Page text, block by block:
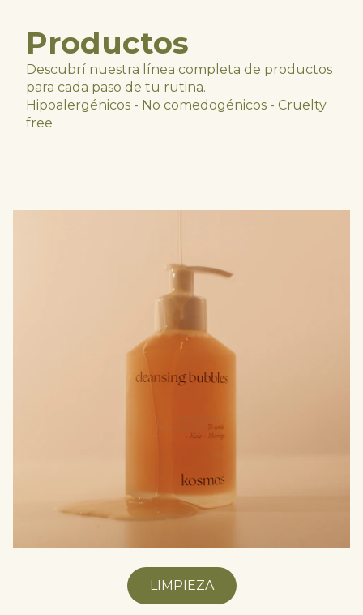
Productos
Descubrí nuestra línea completa de productos
para cada paso de tu rutina.
Hipoalergénicos - No comedogénicos - Cruelty
free
LIMPIEZA